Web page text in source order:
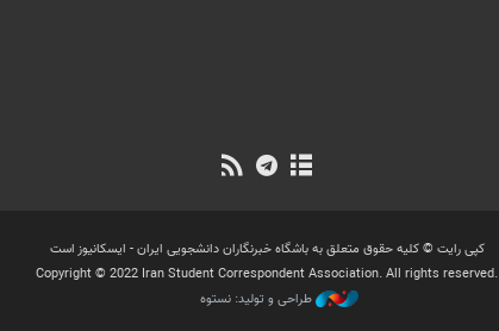
کپی رایت © کلیه حقوق متعلق به باشگاه خبرنگاران دانشجویی ایران - ایسکانیوز است
Copyright © 2022 Iran Student Correspondent Association. All rights reserved.
طراحی و تولید: نستوه